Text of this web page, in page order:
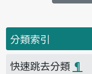
分類索引
快速跳去分類 ¶